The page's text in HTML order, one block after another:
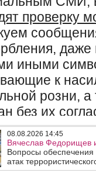
08.08.2026 14:45
Вячеслав Федорищев
Вопросы обеспечения
атак